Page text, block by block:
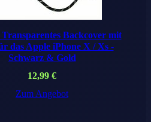
Backcover mit
das Apple iPhone X / Xs -
Schwarz & Gold
12,99 €
Zum Angebot